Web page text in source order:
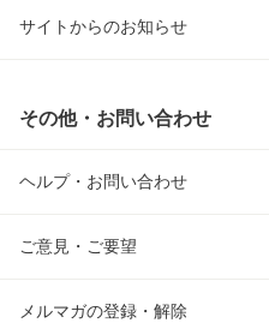
サイトからのお知らせ
その他・お問い合わせ
ヘルプ・お問い合わせ
ご意見・ご要望
メルマガの登録・解除